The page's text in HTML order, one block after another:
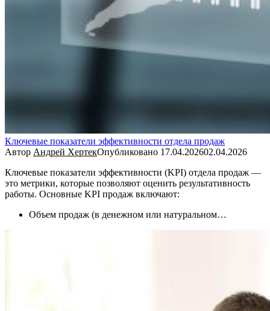
Ключевые показатели эффективности отдела продаж
Автор Андрей ХертекОпубликовано 17.04.202602.04.2026
Ключевые показатели эффективности (KPI) отдела продаж —
это метрики, которые позволяют оценить результативность
работы. Основные KPI продаж включают:
Объем продаж (в денежном или натуральном…